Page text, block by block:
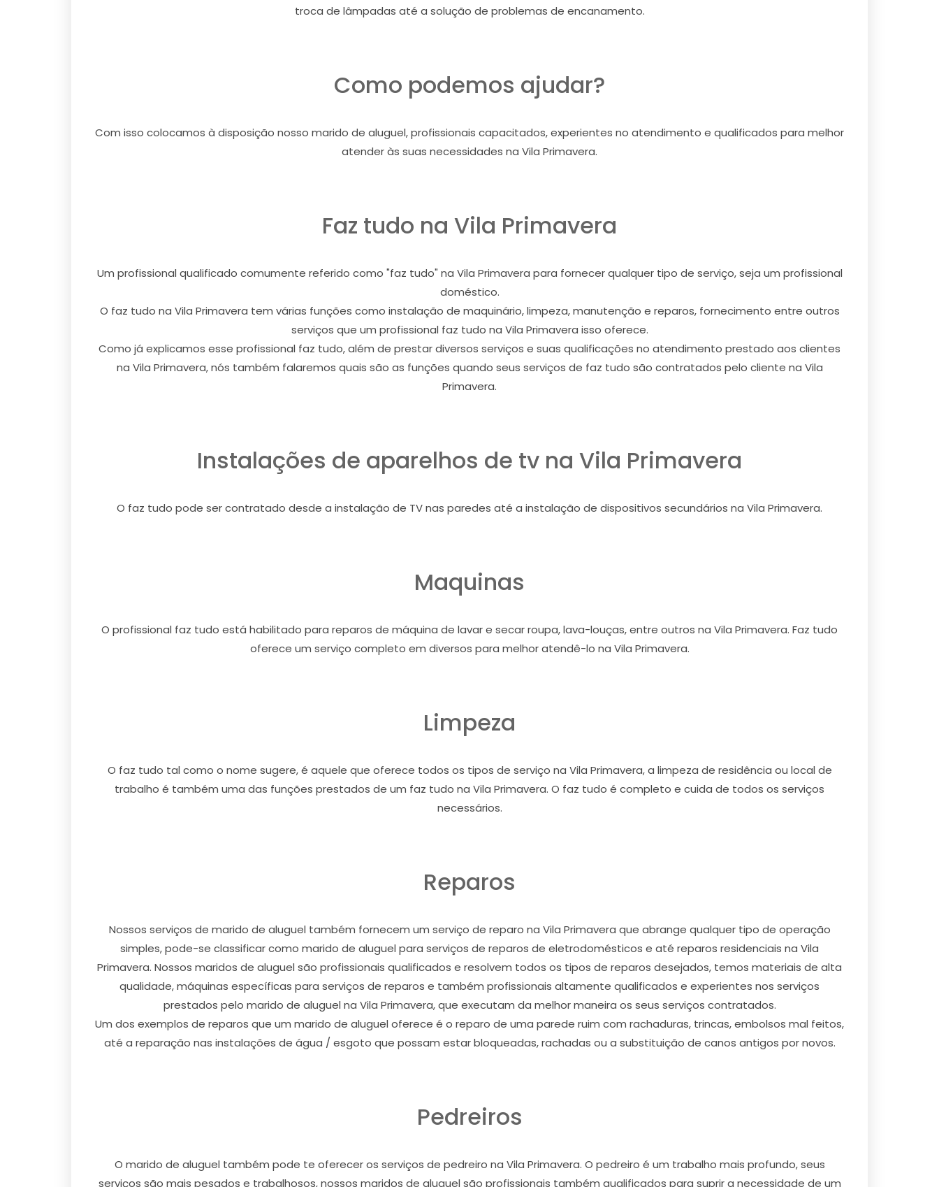
troca de lâmpadas até a solução de problemas de encanamento.
Como podemos ajudar?
Com isso colocamos à disposição nosso marido de aluguel, profissionais capacitados, experientes no atendimento e qualificados para melhor
atender às suas necessidades na Vila Primavera.
Faz tudo na Vila Primavera
Um profissional qualificado comumente referido como "faz tudo" na Vila Primavera para fornecer qualquer tipo de serviço, seja um profissional
doméstico.
O faz tudo na Vila Primavera tem várias funções como instalação de maquinário, limpeza, manutenção e reparos, fornecimento entre outros
serviços que um profissional faz tudo na Vila Primavera isso oferece.
Como já explicamos esse profissional faz tudo, além de prestar diversos serviços e suas qualificações no atendimento prestado aos clientes
na Vila Primavera, nós também falaremos quais são as funções quando seus serviços de faz tudo são contratados pelo cliente na Vila
Primavera.
Instalações de aparelhos de tv na Vila Primavera
O faz tudo pode ser contratado desde a instalação de TV nas paredes até a instalação de dispositivos secundários na Vila Primavera.
Maquinas
O profissional faz tudo está habilitado para reparos de máquina de lavar e secar roupa, lava-louças, entre outros na Vila Primavera. Faz tudo
oferece um serviço completo em diversos para melhor atendê-lo na Vila Primavera.
Limpeza
O faz tudo tal como o nome sugere, é aquele que oferece todos os tipos de serviço na Vila Primavera, a limpeza de residência ou local de
trabalho é também uma das funções prestados de um faz tudo na Vila Primavera. O faz tudo é completo e cuida de todos os serviços
necessários.
Reparos
Nossos serviços de marido de aluguel também fornecem um serviço de reparo na Vila Primavera que abrange qualquer tipo de operação
simples, pode-se classificar como marido de aluguel para serviços de reparos de eletrodomésticos e até reparos residenciais na Vila
Primavera. Nossos maridos de aluguel são profissionais qualificados e resolvem todos os tipos de reparos desejados, temos materiais de alta
qualidade, máquinas específicas para serviços de reparos e também profissionais altamente qualificados e experientes nos serviços
prestados pelo marido de aluguel na Vila Primavera, que executam da melhor maneira os seus serviços contratados.
Um dos exemplos de reparos que um marido de aluguel oferece é o reparo de uma parede ruim com rachaduras, trincas, embolsos mal feitos,
até a reparação nas instalações de água / esgoto que possam estar bloqueadas, rachadas ou a substituição de canos antigos por novos.
Pedreiros
O marido de aluguel também pode te oferecer os serviços de pedreiro na Vila Primavera. O pedreiro é um trabalho mais profundo, seus
serviços são mais pesados e trabalhosos, nossos maridos de aluguel são profissionais também qualificados para suprir a necessidade de um